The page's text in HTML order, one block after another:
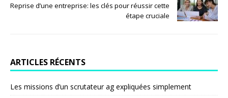
Reprise d’une entreprise: les clés pour réussir cette
étape cruciale
ARTICLES RÉCENTS
Les missions d’un scrutateur ag expliquées simplement